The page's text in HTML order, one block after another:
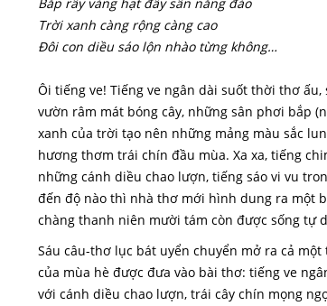
Trời xanh càng rộng càng cao
Đôi con diều sáo lộn nhào từng không…
Ôi tiếng ve! Tiếng ve ngân dài suốt thời thơ
vườn râm mát bóng cây, những sân phơi bắp
xanh của trời tạo nên những mảng màu sắc
hương thơm trái chín đầu mùa. Xa xa, tiếng
những cánh diều chao lượn, tiếng sáo vi vu
đến độ nào thì nhà thơ mới hình dung ra một
chàng thanh niên mười tám còn được sống tự
Sáu câu-thơ lục bát uyển chuyển mở ra cả
của mùa hè được đưa vào bài thơ: tiếng ve
với cánh diều chao lượn, trái cây chín mọng